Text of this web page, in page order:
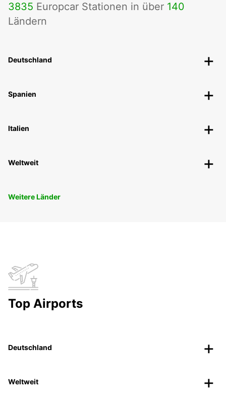
3835 Europcar Stationen in über 140
Ländern
Deutschland
Spanien
Italien
Weltweit
Weitere Länder
Top Airports
Deutschland
Weltweit